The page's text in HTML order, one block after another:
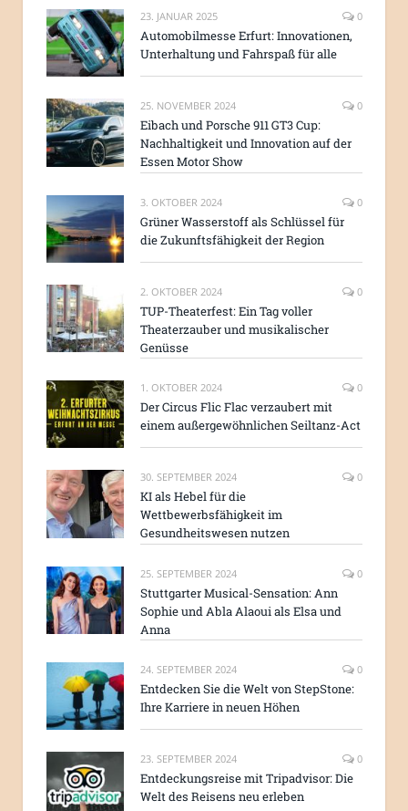
23. JANUAR 2025 0
Automobilmesse Erfurt: Innovationen,
Unterhaltung und Fahrspaß für alle
25. NOVEMBER 2024 0
Eibach und Porsche 911 GT3 Cup:
Nachhaltigkeit und Innovation auf der
Essen Motor Show
3. OKTOBER 2024 0
Grüner Wasserstoff als Schlüssel für
die Zukunftsfähigkeit der Region
2. OKTOBER 2024 0
TUP-Theaterfest: Ein Tag voller
Theaterzauber und musikalischer
Genüsse
1. OKTOBER 2024 0
Der Circus Flic Flac verzaubert mit
einem außergewöhnlichen Seiltanz-Act
30. SEPTEMBER 2024 0
KI als Hebel für die
Wettbewerbsfähigkeit im
Gesundheitswesen nutzen
25. SEPTEMBER 2024 0
Stuttgarter Musical-Sensation: Ann
Sophie und Abla Alaoui als Elsa und
Anna
24. SEPTEMBER 2024 0
Entdecken Sie die Welt von StepStone:
Ihre Karriere in neuen Höhen
23. SEPTEMBER 2024 0
Entdeckungsreise mit Tripadvisor: Die
Welt des Reisens neu erleben